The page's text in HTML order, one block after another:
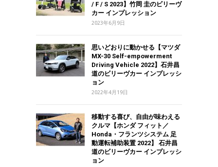
/ F / S 2023】竹岡 圭のビリーヴ
カー インプレッション
2023年6月9日
思いどおりに動かせる【マツダ
MX-30 Self-empowerment
Driving Vehicle 2022】石井昌
道のビリーヴカー インプレッシ
ョン
2022年4月19日
移動する喜び、自由が味わえる
クルマ【ホンダ フィット／
Honda・フランツシステム 足
動運転補助装置 2022】 石井昌
道のビリーヴカー インプレッシ
ョン